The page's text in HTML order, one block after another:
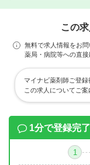
この
無料で求人情報をお問
薬局・病院等への直
マイナビ薬剤師ご登
この求人についてご案
1分で登録完了
1